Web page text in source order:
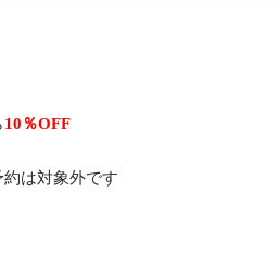
10％OFF
は対象外です